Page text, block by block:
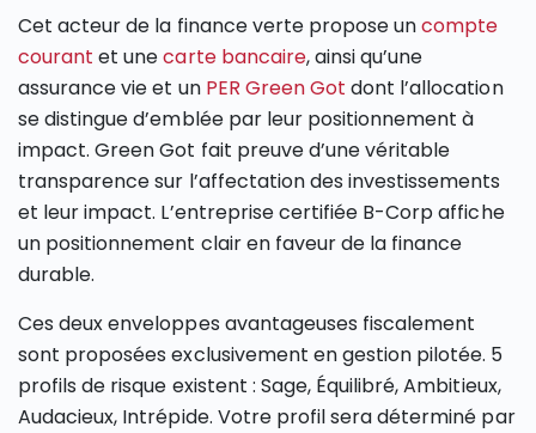
Cet acteur de la finance verte propose uncompte
courant et unecarte bancaire, ainsi qu’une
assurance vie et un PER Green Got dont l’allocation
se distingue d’emblée par leur positionnement à
impact. Green Got fait preuve d’une véritable
transparence sur l’affectation des investissements
et leur impact. L’entreprise certifiée B-Corp affiche
un positionnement clair en faveur de la finance
durable.
Ces deux enveloppes avantageuses fiscalement
sont proposées exclusivement en gestion pilotée. 5
profils de risque existent : Sage, Équilibré, Ambitieux,
Audacieux, Intrépide. Votre profil sera déterminé par